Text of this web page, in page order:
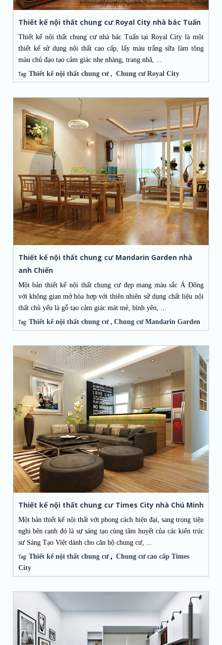
Thiết kế nội thất chung cư Royal City nhà bác Tuấn
Thiết kế nội thất chung cư nhà bác Tuấn tại Royal City là một
thiết kế sử dụng nội thất cao cấp, lấy màu trắng sữa làm tông
màu chủ đạo tạo cảm giác nhẹ nhàng, trang nhã, ...
Tag: Thiết kế nội thất chung cư, Chung cư Royal City
Thiết kế nội thất chung cư Mandarin Garden nhà
anh Chiến
Một bản thiết kế nội thất chung cư đẹp mang màu sắc Á Đông
với không gian mở hòa hợp với thiên nhiên sử dụng chất liệu nội
thất chủ yếu là gỗ tạo cảm giác mát mẻ, bình yên, ...
Tag: Thiết kế nội thất chung cư, Chung cư Mandarin Garden
Thiết kế nội thất chung cư Times City nhà Chú Minh
Một bản thiết kế nội thất với phong cách hiện đại, sang trọng tiện
nghi bên cạnh đó là sự sáng tạo cùng tâm huyết của các kiến trúc
sư Sáng Tạo Việt dành cho căn hộ chung cư, ...
Tag: Thiết kế nội thất chung cư, Chung cư cao cấp Times
City